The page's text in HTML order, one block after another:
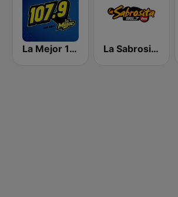
La Mejor 107.9 FM La Sabrosita 95.7